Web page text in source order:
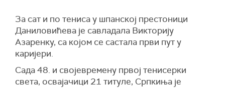
За сат и по тениса у шпанској престоници
Даниловићева је савладала Викторију
Азаренку, са којом се састала први пут у
каријери.
Сада 48. и својевремену првој тенисерки
света, освајачици 21 титуле, Српкиња је